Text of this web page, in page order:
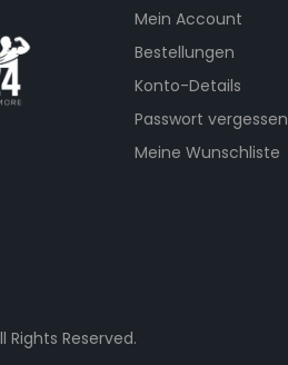
Mein Account
Bestellungen
Konto-Details
Passwort vergessen
Meine Wunschliste
Reserved.